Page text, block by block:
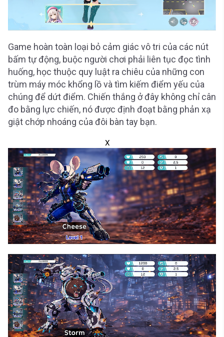
Game hoàn toàn loại bỏ cảm giác vô tri của các nút
bấm tự động, buộc người chơi phải liên tục đọc tình
huống, học thuộc quy luật ra chiêu của những con
trùm máy móc khổng lồ và tìm kiếm điểm yếu của
chúng để dứt điểm. Chiến thắng ở đây không chỉ cân
đo bằng lực chiến, nó được định đoạt bằng phản xạ
giật chớp nhoáng của đôi bàn tay bạn.
X